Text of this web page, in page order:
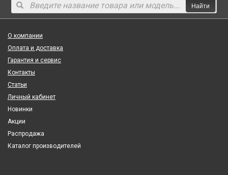
Найти
О компании
Оплата и доставка
Гарантия и сервис
Контакты
Статьи
Личный кабинет
Новинки
Акции
Распродажа
Каталог производителей